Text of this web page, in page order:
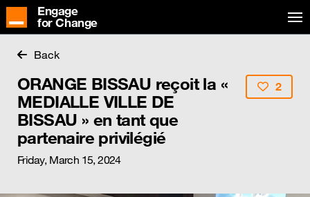
Engage
for Change
Back
ORANGE BISSAU reçoit la «
MEDIALLE VILLE DE
BISSAU » en tant que
partenaire privilégié
Friday, March 15, 2024
2